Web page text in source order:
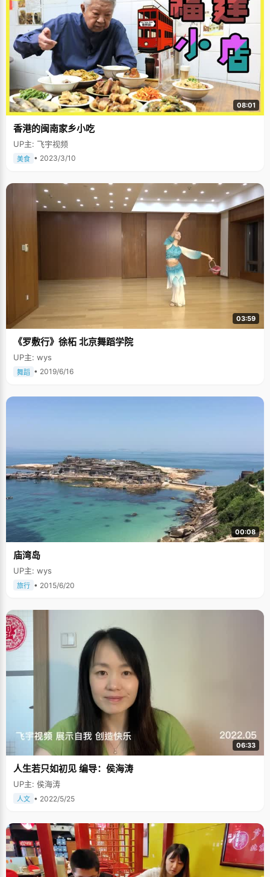
08:01
香港的闽南家乡小吃
UP主: 飞宇视频
美食 • 2023/3/10
03:59
《罗敷行》徐柘 北京舞蹈学院
UP主: wys
舞蹈 • 2019/6/16
00:08
庙湾岛
UP主: wys
旅行 • 2015/6/20
06:33
人生若只如初见 编导：侯海涛
UP主: 侯海涛
人文 • 2022/5/25